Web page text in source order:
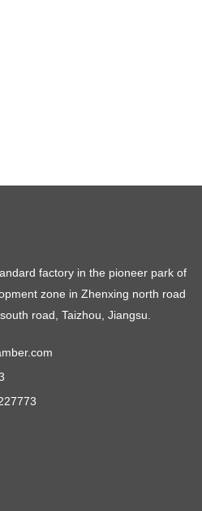
factory in the pioneer park of
zone in Zhenxing north road
road, Taizhou, Jiangsu.